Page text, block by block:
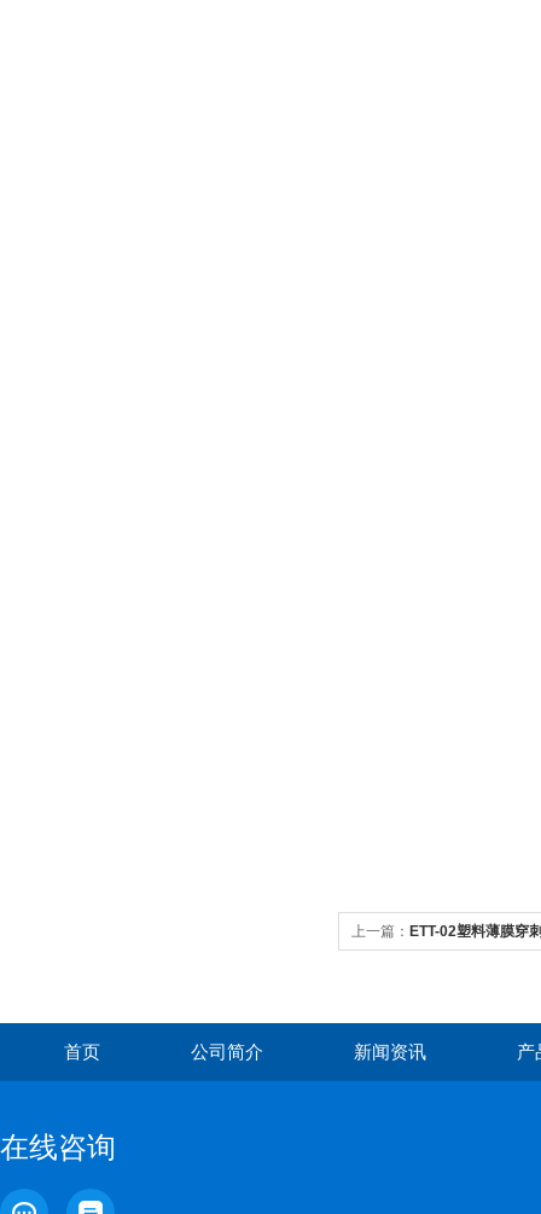
上一篇： ETT-02塑料薄膜穿
首页 公司简介 新闻资讯 产
在线咨询